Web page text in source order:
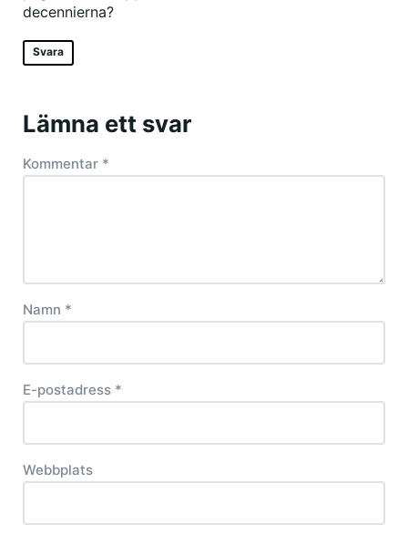
decennierna?
Svara
Lämna ett svar
Kommentar *
Namn *
E-postadress *
Webbplats